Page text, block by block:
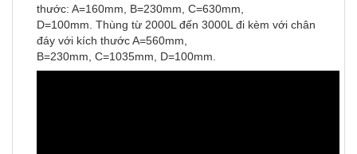
thước: A=160mm, B=230mm, C=630mm,
D=100mm. Thùng từ 2000L đến 3000L đi kèm với chân
đáy với kích thước A=560mm,
B=230mm, C=1035mm, D=100mm.